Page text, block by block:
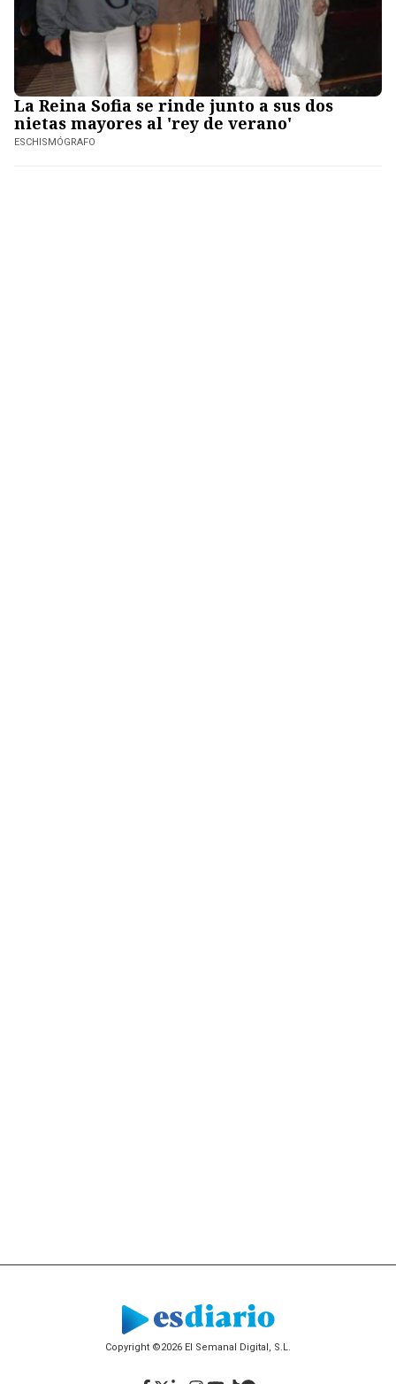
La Reina Sofia se rinde junto a sus dos
nietas mayores al 'rey de verano'
ESCHISMÓGRAFO
Copyright ©2026 El Semanal Digital, S.L.